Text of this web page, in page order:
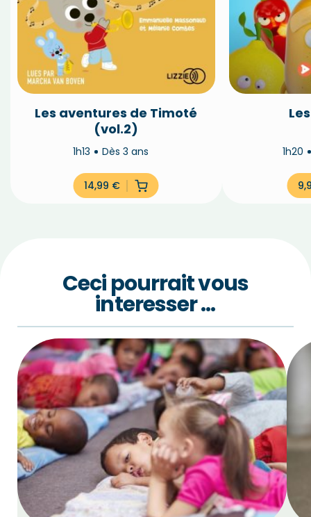
Les aventures de Timoté
(vol.2)
1h13 Dès 3 ans
14,99 €
1h20
Ceci pourrait vous
interesser …